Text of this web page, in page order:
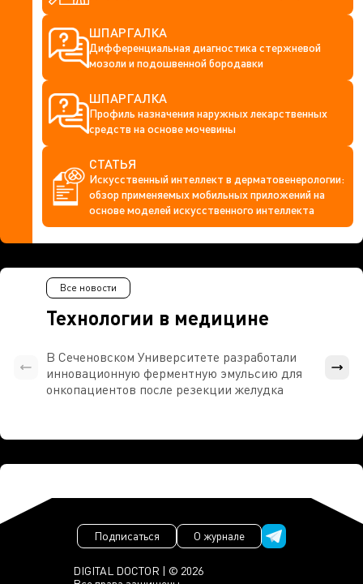
ШПАРГАЛКА
Дифференциальная диагностика стержневой
мозоли и подошвенной бородавки
ШПАРГАЛКА
Профиль назначения наружных лекарственных
средств на основе мочевины
СТАТЬЯ
Искусственный интеллект в дерматовенерологии:
обзор применяемых мобильных приложений на
основе моделей искусственного интеллекта
Технологии в медицине
Все новости
В Сеченовском Университете разработали
инновационную ферментную эмульсию для
онкопациентов после резекции желудка
DIGITAL DOCTOR | © 2026
Подписаться О журнале